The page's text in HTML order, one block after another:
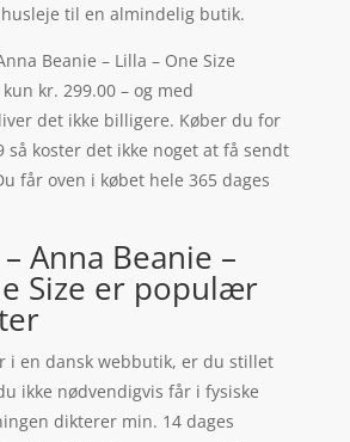
til en almindelig butik.
Beanie – Lilla – One Size
kr. 299.00 – og med
det ikke billigere. Køber du for
så koster det ikke noget at få sendt
får oven i købet hele 365 dages
Anna Beanie –
Size er populær
i en dansk webbutik, er du stillet
ikke nødvendigvis får i fysiske
dikterer min. 14 dages